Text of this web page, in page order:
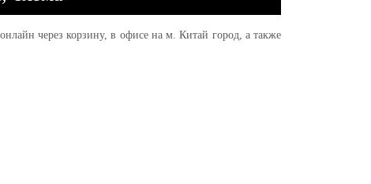
через корзину, в офисе на м. Китай город, а также